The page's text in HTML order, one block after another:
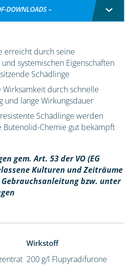
DOWNLOADS –
erreicht durch seine
systemischen Eigenschaften
Schädlinge
Wirksamkeit durch schnelle
und lange Wirkungsdauer
Schädlinge werden
Butenolid-Chemie gut bekämpft
gem. Art. 53 der VO (EG
Kulturen und Zeiträume
bzw. unter
Wirkstoff
200 g/l Flupyradifurone